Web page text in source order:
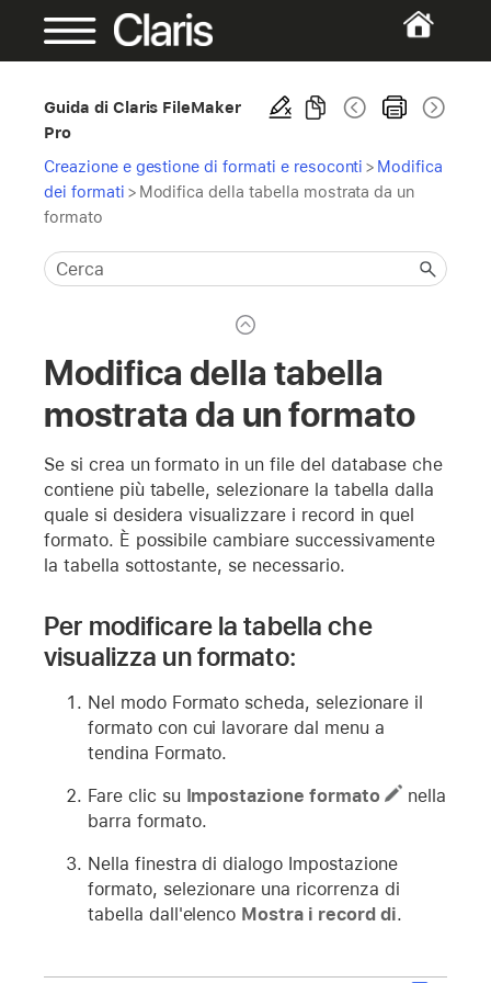
Guida di Claris FileMaker
Pro
Creazione e gestione di formati e resoconti > Modifica
dei formati > Modifica della tabella mostrata da un
formato
Modifica della tabella
mostrata da un formato
Se si crea un formato in un file del database che
contiene più tabelle, selezionare la tabella dalla
quale si desidera visualizzare i record in quel
formato. È possibile cambiare successivamente
la tabella sottostante, se necessario.
Per modificare la tabella che
visualizza un formato:
Nel modo Formato scheda, selezionare il
formato con cui lavorare dal menu a
tendina Formato.
Fare clic su Impostazione formato
nella
barra formato.
Nella finestra di dialogo Impostazione
formato, selezionare una ricorrenza di
tabella dall'elenco Mostra i record di.